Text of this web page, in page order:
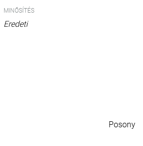
MINŐSÍTÉS
Eredeti
Posony